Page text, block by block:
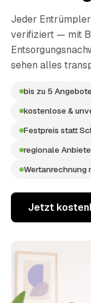
Jeder
verifiziert — mit
sehen alles
bis zu 5
kostenlose &
Festpreis statt
regionale
Wertanrechnung
Jetzt